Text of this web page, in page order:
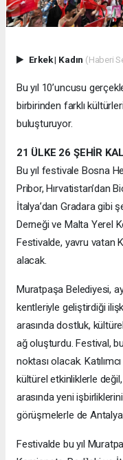
Erkek| Kadın (Haberi
Bu yıl 10’uncusu
birbirinden farklı
buluşturuyor.
21 ÜLKE 26 ŞEHİR
Bu yıl festivale Bosna
Pribor, Hırvatistan’dan
İtalya’dan Gradara gibi
Derneği ve Malta Yerel
Festivalde, yavru vatan
alacak.
Muratpaşa Belediyesi,
kentleriyle geliştirdiği
arasında dostluk,
ağ oluşturdu. Festival,
noktası olacak.
kültürel etkinliklerle
arasında yeni
görüşmelerle de
Festivalde bu yıl